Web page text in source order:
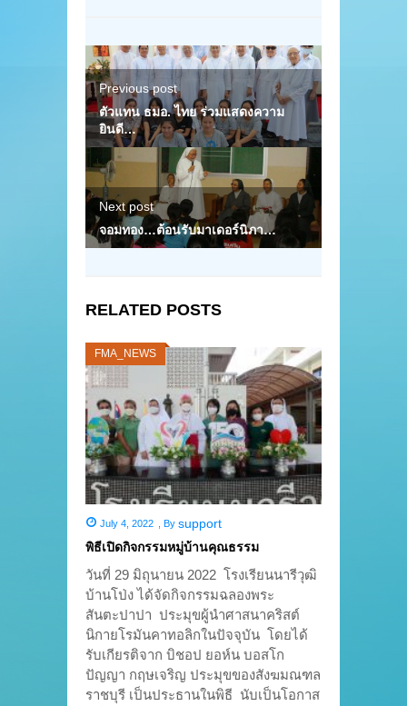
Previous post
ตัวแทน ธมอ. ไทย ร่วมแสดงความ
ยินดี…
Next post
จอมทอง…ต้อนรับมาเดอร์นิภา…
RELATED POSTS
FMA_NEWS
July 4, 2022 , By support
พิธีเปิดกิจกรรมหมู่บ้านคุณธรรม
วันที่ 29 มิถุนายน 2022 โรงเรียนนารีวุฒิ
บ้านโป่ง ได้จัดกิจกรรมฉลองพระ
สันตะปาปา ประมุขผู้นำศาสนาคริสต์
นิกายโรมันคาทอลิกในปัจจุบัน โดยได้
รับเกียรติจาก บิชอป ยอห์น บอสโก
ปัญญา กฤษเจริญ ประมุขของสังฆมณฑล
ราชบุรี เป็นประธานในพิธี นับเป็นโอกาส